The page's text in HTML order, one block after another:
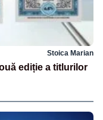
Stoica Marian
ediție a titlurilor